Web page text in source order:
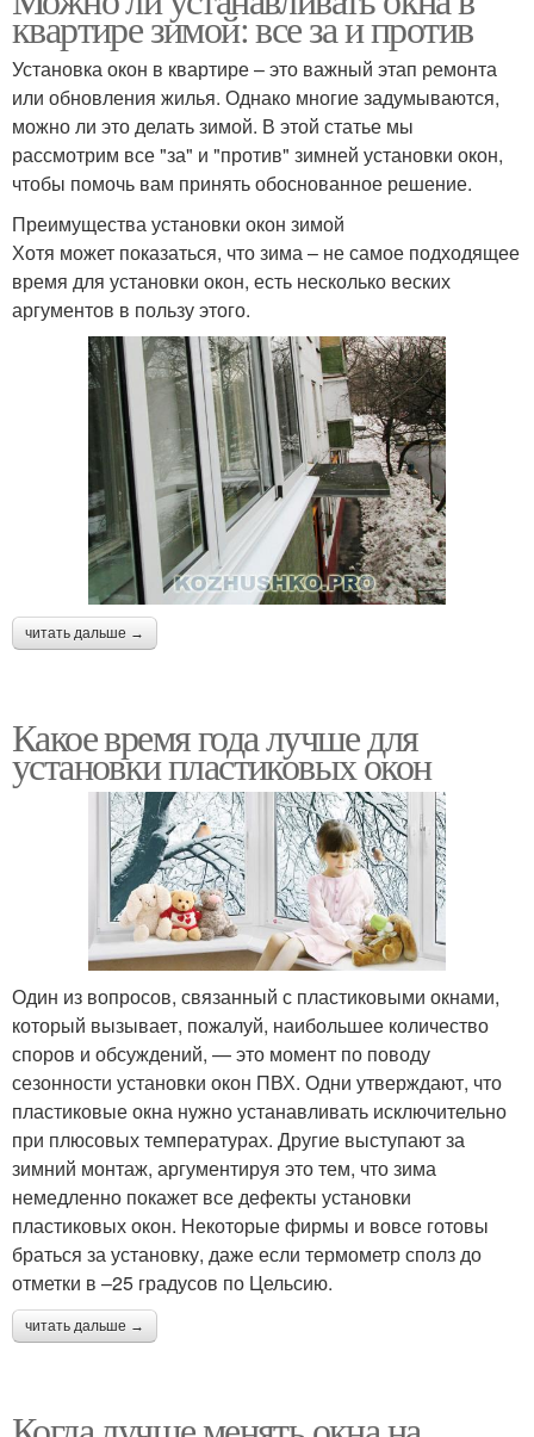
квартире зимой: все за и против
Установка окон в квартире – это важный этап ремонта
или обновления жилья. Однако многие задумываются,
можно ли это делать зимой. В этой статье мы
рассмотрим все "за" и "против" зимней установки окон,
чтобы помочь вам принять обоснованное решение.
Преимущества установки окон зимой
Хотя может показаться, что зима – не самое подходящее
время для установки окон, есть несколько веских
аргументов в пользу этого.
читать дальше →
Какое время года лучше для
установки пластиковых окон
Один из вопросов, связанный с пластиковыми окнами,
который вызывает, пожалуй, наибольшее количество
споров и обсуждений, — это момент по поводу
сезонности установки окон ПВХ. Одни утверждают, что
пластиковые окна нужно устанавливать исключительно
при плюсовых температурах. Другие выступают за
зимний монтаж, аргументируя это тем, что зима
немедленно покажет все дефекты установки
пластиковых окон. Некоторые фирмы и вовсе готовы
браться за установку, даже если термометр сполз до
отметки в –25 градусов по Цельсию.
читать дальше →